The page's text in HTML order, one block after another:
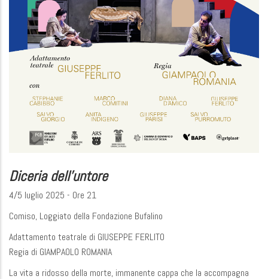
Diceria dell'untore
4/5 luglio 2025 - Ore 21
Comiso, Loggiato della Fondazione Bufalino
Adattamento teatrale di GIUSEPPE FERLITO
Regia di GIAMPAOLO ROMANIA
La vita a ridosso della morte, immanente cappa che la accompagna